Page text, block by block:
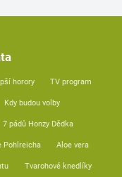
horory TV program
Kdy budou volby
7 pádů Honzy Dědka
Pohlreicha Aloe vera
Tvarohové knedlíky